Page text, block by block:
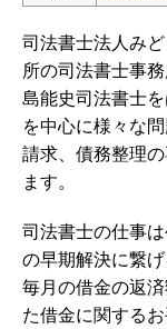
司法書士法人み
所の司法書士事
島能史司法書士
を中心に様々な
請求、債務整理
ます。
司法書士の仕事
の早期解決に繋
毎月の借金の返
た借金に関する